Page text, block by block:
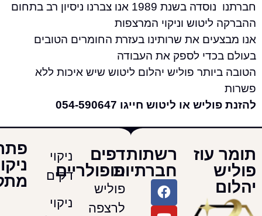
חברתנו נוסדה בשנת 1989 אנו צברנו ניסיון רב בתחום
וניקוי המרצפות
את שרותינו בעזרת החומרים הטובים
לספק את העבודה
פוליש יהלום ליטוש שיש איכות ללא
או ליטוש חייגו 054-590647
רשתות
חברתיות
דפים
פופולריים
פוליש
לרצפה
ניקוי
דקים
ניקוי
פתרונות
ניקוי
מתקדמים